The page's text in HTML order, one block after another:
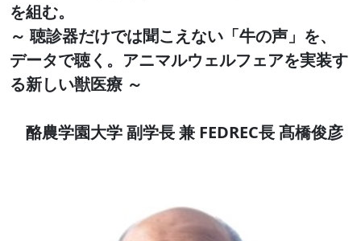
を組む。
～ 聴診器だけでは聞こえない「牛の声」を、
データで聴く。アニマルウェルフェアを実装す
る新しい獣医療 ～
酪農学園大学 副学長 兼 FEDREC長 髙橋俊彦